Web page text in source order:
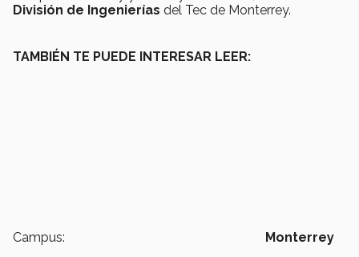
División de Ingenierías del Tec de Monterrey.
TAMBIÉN TE PUEDE INTERESAR LEER:
Campus: Monterrey